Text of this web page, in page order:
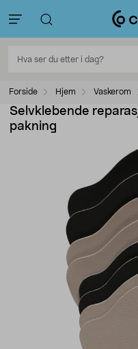
Forside Hjem Vaskerom
Selvklebende
pakning